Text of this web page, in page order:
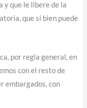
y que le libere de la
que si bien puede
por regla general, en
con el resto de
embargados, con